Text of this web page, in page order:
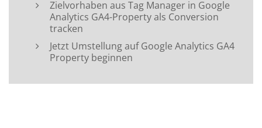
Zielvorhaben aus Tag Manager in Google
Analytics GA4-Property als Conversion
tracken
Jetzt Umstellung auf Google Analytics GA4
Property beginnen